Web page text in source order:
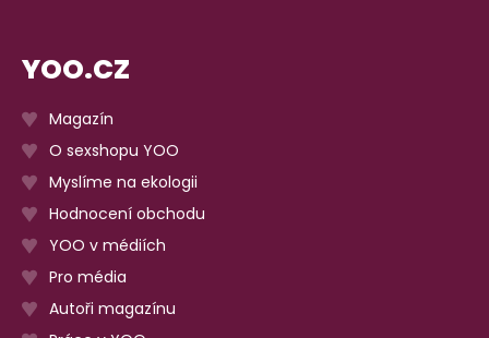
YOO.CZ
Magazín
O sexshopu YOO
Myslíme na ekologii
Hodnocení obchodu
YOO v médiích
Pro média
Autoři magazínu